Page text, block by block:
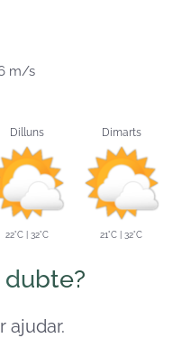
m/s
Dilluns
22°C | 32°C
Dimarts
21°C | 32°C
dubte?
ajudar.